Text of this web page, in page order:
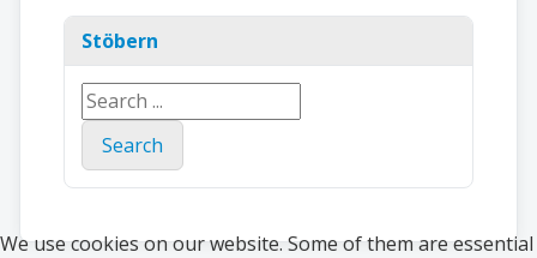
Stöbern
Search
...
Search
We use cookies on our website. Some of them are essential